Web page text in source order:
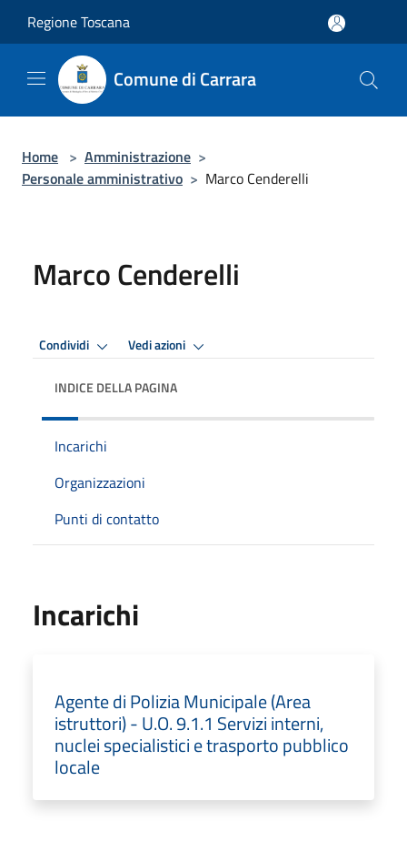
Regione Toscana
Comune di Carrara
Home > Amministrazione >
Personale amministrativo > Marco Cenderelli
Marco Cenderelli
Condividi Vedi azioni
INDICE DELLA PAGINA
Incarichi
Organizzazioni
Punti di contatto
Incarichi
Agente di Polizia Municipale (Area
istruttori) - U.O. 9.1.1 Servizi interni,
nuclei specialistici e trasporto pubblico
locale